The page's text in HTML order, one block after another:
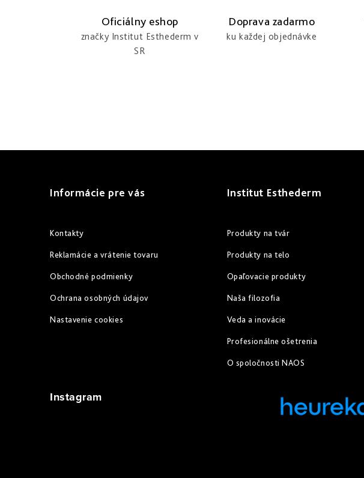
r
k
v
ý
i
s
u
Oficiálny eshop
značky Institut Esthederm v
SR
Doprava zadarmo
ku každej objednávke
Informácie pre vás
Kontakty
Reklamácie a vrátenie tovaru
Obchodné podmienky
Ochrana osobných údajov
Nastavenie cookies
Institut Esthederm
Produkty na tvár
Produkty na telo
Opaľovacie produkty
Naša filozofia
Veda a inovácie
Profesionálne ošetrenia
O spoločnosti NAOS
Instagram